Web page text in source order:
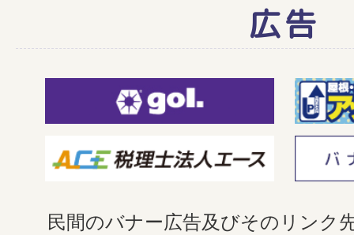
広告
民間のバナー広告及びそのリンク